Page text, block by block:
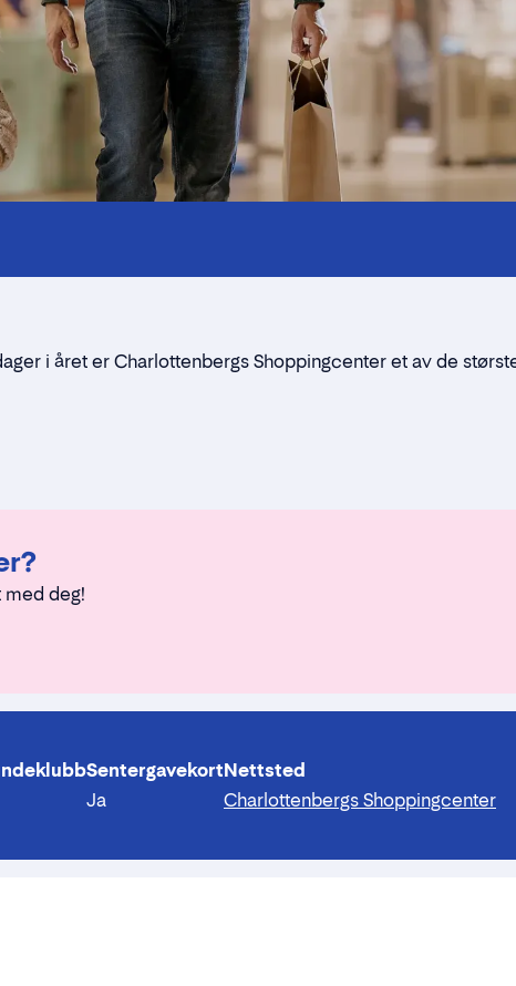
Standleie
i året er Charlottenbergs Shoppingcenter et av de
med deg!
Sentergavekort
Ja
Nettsted
Charlottenbergs Shoppingcenter